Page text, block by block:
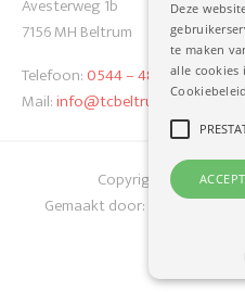
Avesterweg 1b
7156 MH Beltrum
Telefoon: 0544 – 48 19 82
Mail:info@tcbeltrum.nl
Copyright 2026 TC
Gemaakt door:
Werkgroep
Deze
te maken
alle cookies